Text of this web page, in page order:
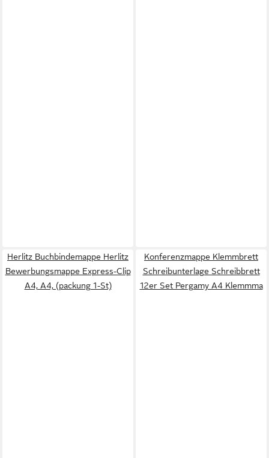
Herlitz Buchbindemappe Herlitz
Bewerbungsmappe Express-Clip
A4, A4, (packung 1-St)
Konferenzmappe Klemmbrett
Schreibunterlage Schreibbrett
12er Set Pergamy A4 Klemmma